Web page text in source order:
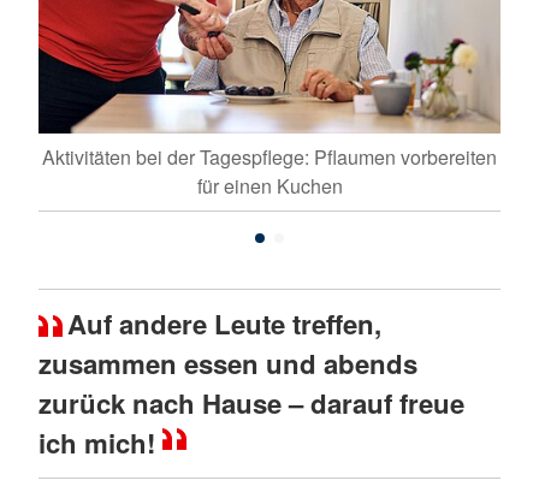
Aktivitäten bei der Tagespflege: Pflaumen vorbereiten
für einen Kuchen
Auf andere Leute treffen,
zusammen essen und abends
zurück nach Hause – darauf freue
ich mich!